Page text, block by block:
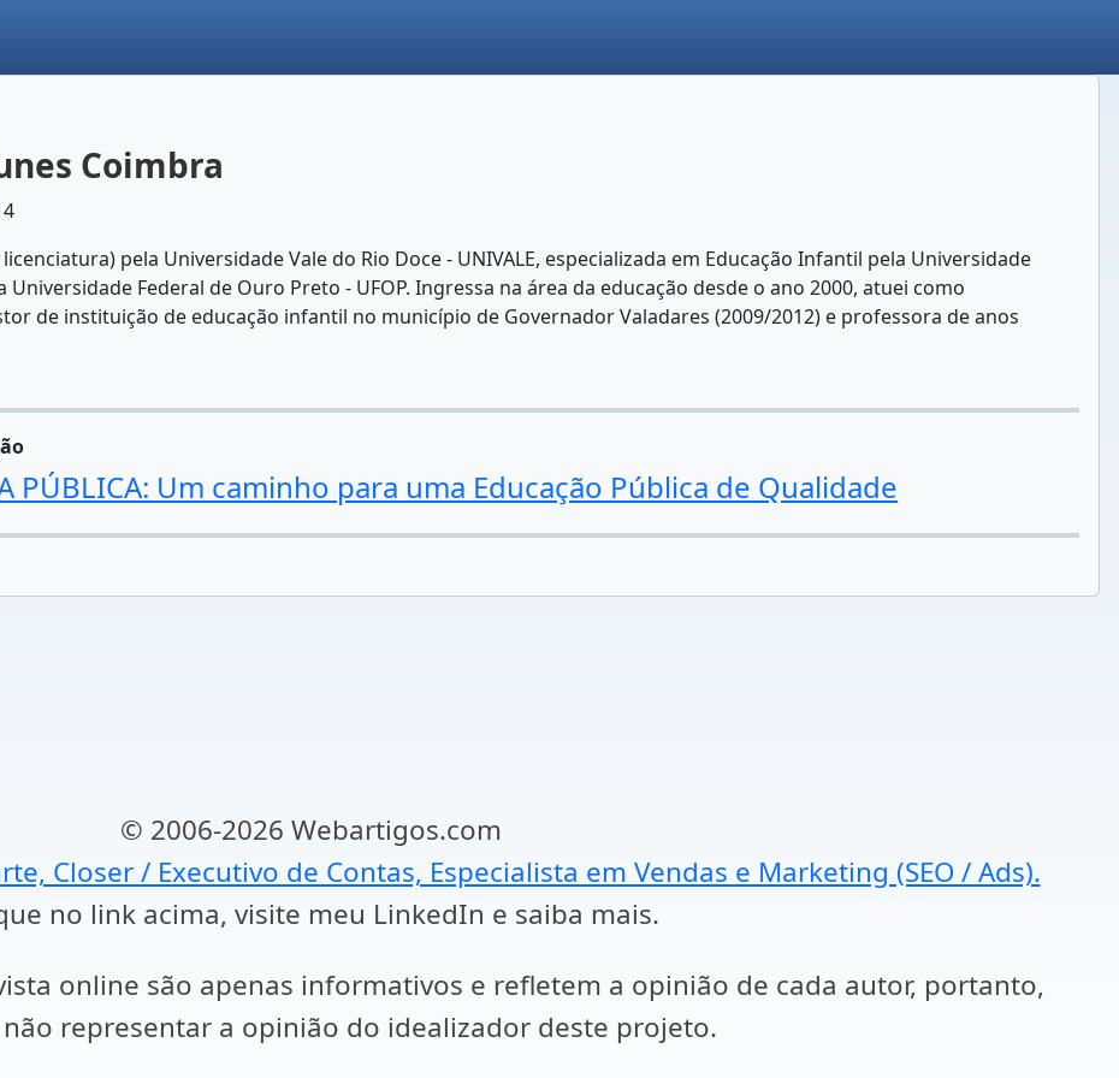
Coimbra
pela Universidade Vale do Rio Doce - UNIVALE, especializada em Educação Infantil pela Universidade
Universidade Federal de Ouro Preto - UFOP. Ingressa na área da educação desde o ano 2000, atuei como
de instituição de educação infantil no município de Governador Valadares (2009/2012) e professora de anos
PÚBLICA: Um caminho para uma Educação Pública de Qualidade
© 2006-2026 Webartigos.com
Closer / Executivo de Contas, Especialista em Vendas e Marketing (SEO / Ads).
no link acima, visite meu LinkedIn e saiba mais.
online são apenas informativos e refletem a opinião de cada autor, portanto,
representar a opinião do idealizador deste projeto.